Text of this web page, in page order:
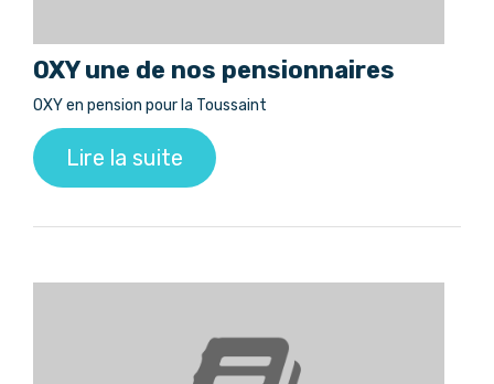
OXY une de nos pensionnaires
OXY en pension pour la Toussaint
Lire la suite